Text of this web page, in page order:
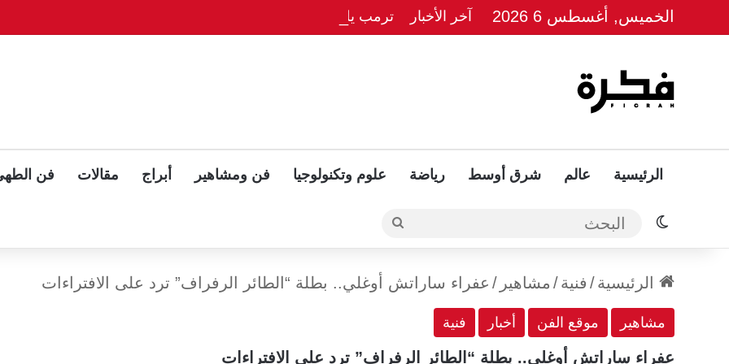
الخميس, أغسطس 6 2026 آخر الأخبار ترمب يلوّح بلقاء ثلاثي مع بوتين وزيلينسكي بعد قمة ألاسكا
الرئيسية عالم شرق أوسط رياضة علوم وتكنولوجيا فن ومشاهير أبراج مقالات فن
الوضع المظلم البحث
الرئيسية/ فنية/ مشاهير / عفراء ساراتش أوغلي.. بطلة “الطائر الرفراف” ترد على الافتراءات
مشاهير موقع الفن أخبار فنية
عفراء ساراتش أوغلي.. بطلة “الطائر الرفراف” ترد على الافتراءات